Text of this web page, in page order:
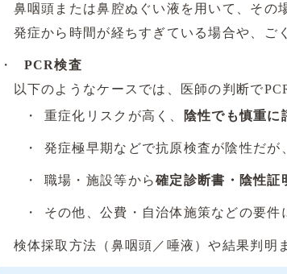
鼻咽頭または鼻腔ぬぐい液を用いて、その
発症から時間が経ちすぎている場合や、ご
PCR検査
以下のようなケースでは、医師の判断で
重症化リスクが高く、
陰性でも慎重に
発症極早期などで抗原検査が陰性だが
職場・施設等から確定診断書・陰性証
その他、公費・自治体施策などの要件
検体採取方法（鼻咽頭／唾液）や結果判明